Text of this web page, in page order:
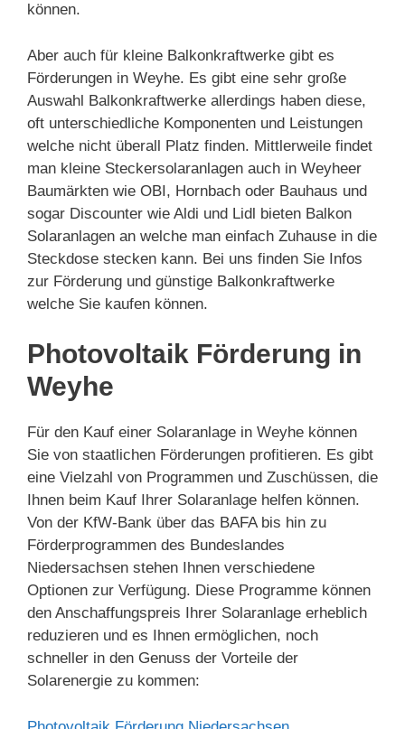
können.
Aber auch für kleine Balkonkraftwerke gibt es
Förderungen in Weyhe. Es gibt eine sehr große
Auswahl Balkonkraftwerke allerdings haben diese,
oft unterschiedliche Komponenten und Leistungen
welche nicht überall Platz finden. Mittlerweile findet
man kleine Steckersolaranlagen auch in Weyheer
Baumärkten wie OBI, Hornbach oder Bauhaus und
sogar Discounter wie Aldi und Lidl bieten Balkon
Solaranlagen an welche man einfach Zuhause in die
Steckdose stecken kann. Bei uns finden Sie Infos
zur Förderung und günstige Balkonkraftwerke
welche Sie kaufen können.
Photovoltaik Förderung in
Weyhe
Für den Kauf einer Solaranlage in Weyhe können
Sie von staatlichen Förderungen profitieren. Es gibt
eine Vielzahl von Programmen und Zuschüssen, die
Ihnen beim Kauf Ihrer Solaranlage helfen können.
Von der KfW-Bank über das BAFA bis hin zu
Förderprogrammen des Bundeslandes
Niedersachsen stehen Ihnen verschiedene
Optionen zur Verfügung. Diese Programme können
den Anschaffungspreis Ihrer Solaranlage erheblich
reduzieren und es Ihnen ermöglichen, noch
schneller in den Genuss der Vorteile der
Solarenergie zu kommen: